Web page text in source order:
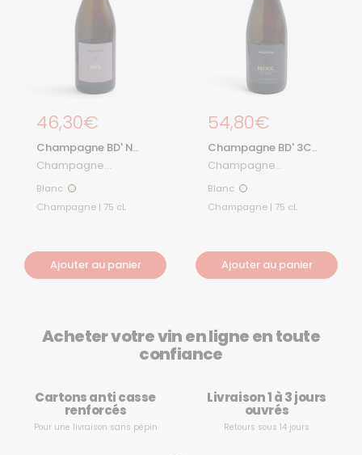
Prix régulier
46,30€
Champagne BD' N
Brut Nature
Champagne
Blanc Blanc
Champagne | 75 cL
Ajouter au panier
Prix régulier
54,80€
Champagne BD' 3CC
Collection Vintage
2018
Champagne
Blanc Blanc
Champagne | 75 cL
Ajouter au panier
Acheter votre vin en ligne en toute
confiance
Cartons anti casse
renforcés
Pour une livraison sans pépin
Livraison 1 à 3 jours
ouvrés
Retours sous 14 jours